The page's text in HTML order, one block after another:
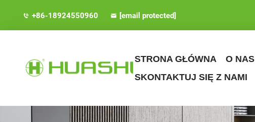
+86-18924550960 [email protected]
STRONA GŁÓWNA O NAS
SKONTAKTUJ SIĘ Z NAMI